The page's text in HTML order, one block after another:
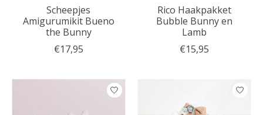
Scheepjes
Amigurumikit Bueno
the Bunny
€17,95
Rico Haakpakket
Bubble Bunny en
Lamb
€15,95